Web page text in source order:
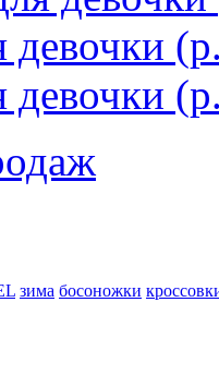
девочки
девочки
зима босоножки